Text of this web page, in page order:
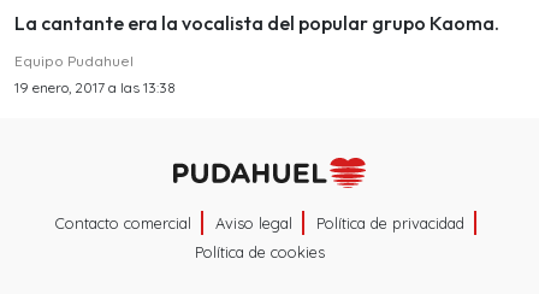
La cantante era la vocalista del popular grupo Kaoma.
Equipo Pudahuel
19 enero, 2017 a las 13:38
Contacto comercial Aviso legal
Política de privacidad
Política de cookies